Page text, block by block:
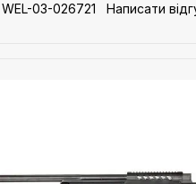
WEL-03-026721 Написати